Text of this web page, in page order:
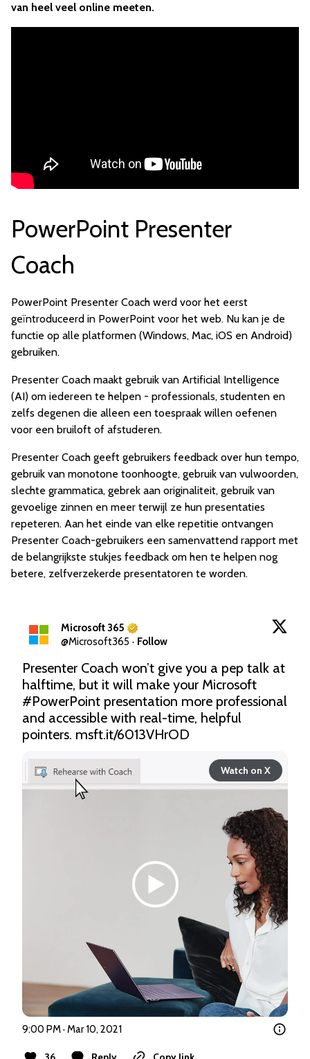
van heel veel online meeten.
PowerPoint Presenter
Coach
PowerPoint Presenter Coach werd voor het eerst
geïntroduceerd in PowerPoint voor het web. Nu kan je de
functie op alle platformen (Windows, Mac, iOS en Android)
gebruiken.
Presenter Coach maakt gebruik van Artificial Intelligence
(AI) om iedereen te helpen - professionals, studenten en
zelfs degenen die alleen een toespraak willen oefenen
voor een bruiloft of afstuderen.
Presenter Coach geeft gebruikers feedback over hun tempo,
gebruik van monotone toonhoogte, gebruik van vulwoorden,
slechte grammatica, gebrek aan originaliteit, gebruik van
gevoelige zinnen en meer terwijl ze hun presentaties
repeteren. Aan het einde van elke repetitie ontvangen
Presenter Coach-gebruikers een samenvattend rapport met
de belangrijkste stukjes feedback om hen te helpen nog
betere, zelfverzekerde presentatoren te worden.
Microsoft 365
@Microsoft365 · Follow
Presenter Coach won’t give you a pep talk at
#PowerPoint presentation more professional
and accessible with real-time, helpful
pointers. msft.it/6013VHrOD
Watch on X
9:00 PM · Mar 10, 2021